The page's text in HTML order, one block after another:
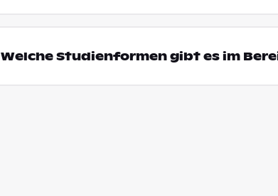
Welche Studienformen gibt es im